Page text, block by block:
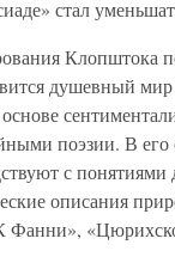
стал
Клопштока
душевный мир
поэзии. В
с понятиями
описания